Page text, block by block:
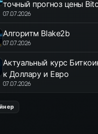
точный прогноз цены
году
07.07.2026
Алгоритм Blake2b
07.07.2026
Актуальный курс
к Доллару и Евро
07.07.2026